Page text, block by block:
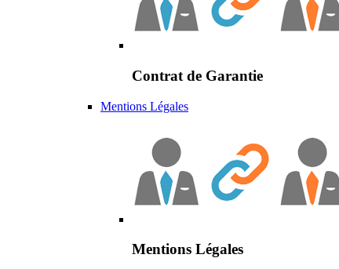
Contrat de Garantie
Mentions Légales
Mentions Légales